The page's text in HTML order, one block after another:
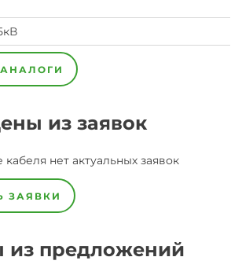
из заявок
кабеля нет актуальных заявок
ЗАЯВКИ
из предложений